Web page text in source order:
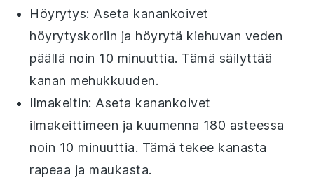
Höyrytys: Aseta kanankoivet
höyrytyskoriin ja höyrytä kiehuvan veden
päällä noin 10 minuuttia. Tämä säilyttää
kanan mehukkuuden.
Ilmakeitin: Aseta kanankoivet
ilmakeittimeen ja kuumenna 180 asteessa
noin 10 minuuttia. Tämä tekee kanasta
rapeaa ja maukasta.